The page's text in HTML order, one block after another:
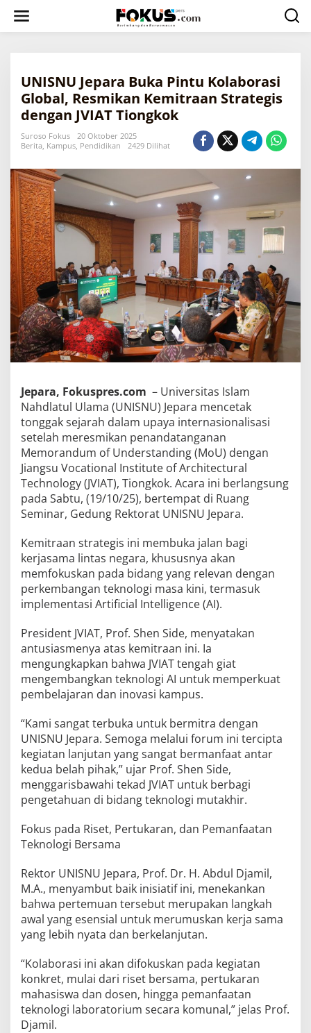
w
UNISNU Jepara Buka Pintu Kolaborasi
Global, Resmikan Kemitraan Strategis
dengan JVIAT Tiongkok
Suroso Fokus
20 Oktober 2025
Berita, Kampus, Pendidikan 2429 Dilihat
Jepara, Fokuspres.com – Universitas Islam
Nahdlatul Ulama (UNISNU) Jepara mencetak
tonggak sejarah dalam upaya internasionalisasi
setelah meresmikan penandatanganan
Memorandum of Understanding (MoU) dengan
Jiangsu Vocational Institute of Architectural
Technology (JVIAT), Tiongkok. Acara ini berlangsung
pada Sabtu, (19/10/25), bertempat di Ruang
Seminar, Gedung Rektorat UNISNU Jepara.
Kemitraan strategis ini membuka jalan bagi
kerjasama lintas negara, khususnya akan
memfokuskan pada bidang yang relevan dengan
perkembangan teknologi masa kini, termasuk
implementasi Artificial Intelligence (AI).
President JVIAT, Prof. Shen Side, menyatakan
antusiasmenya atas kemitraan ini. Ia
mengungkapkan bahwa JVIAT tengah giat
mengembangkan teknologi AI untuk memperkuat
pembelajaran dan inovasi kampus.
“Kami sangat terbuka untuk bermitra dengan
UNISNU Jepara. Semoga melalui forum ini tercipta
kegiatan lanjutan yang sangat bermanfaat antar
kedua belah pihak,” ujar Prof. Shen Side,
menggarisbawahi tekad JVIAT untuk berbagi
pengetahuan di bidang teknologi mutakhir.
Fokus pada Riset, Pertukaran, dan Pemanfaatan
Teknologi Bersama
Rektor UNISNU Jepara, Prof. Dr. H. Abdul Djamil,
M.A., menyambut baik inisiatif ini, menekankan
bahwa pertemuan tersebut merupakan langkah
awal yang esensial untuk merumuskan kerja sama
yang lebih nyata dan berkelanjutan.
“Kolaborasi ini akan difokuskan pada kegiatan
konkret, mulai dari riset bersama, pertukaran
mahasiswa dan dosen, hingga pemanfaatan
teknologi laboratorium secara komunal,” jelas Prof.
Djamil.